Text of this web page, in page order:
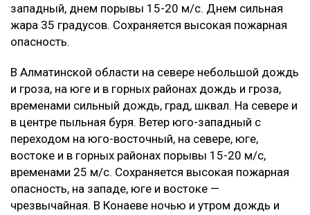
западный, днем порывы 15-20 м/с. Днем сильная
жара 35 градусов. Сохраняется высокая пожарная
опасность.
В Алматинской области на севере небольшой дождь
и гроза, на юге и в горных районах дождь и гроза,
временами сильный дождь, град, шквал. На севере и
в центре пыльная буря. Ветер юго-западный с
переходом на юго-восточный, на севере, юге,
востоке и в горных районах порывы 15-20 м/с,
временами 25 м/с. Сохраняется высокая пожарная
опасность, на западе, юге и востоке —
чрезвычайная. В Конаеве ночью и утром дождь и